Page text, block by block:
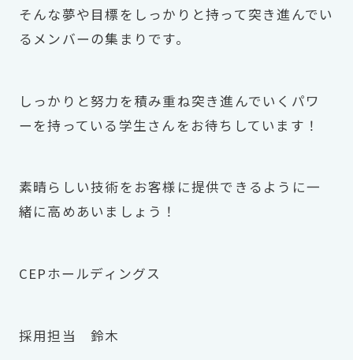
そんな夢や目標をしっかりと持って突き進んでい
るメンバーの集まりです。
しっかりと努力を積み重ね突き進んでいくパワ
ーを持っている学生さんをお待ちしています！
素晴らしい技術をお客様に提供できるように一
緒に高めあいましょう！
CEPホールディングス
採用担当 鈴木